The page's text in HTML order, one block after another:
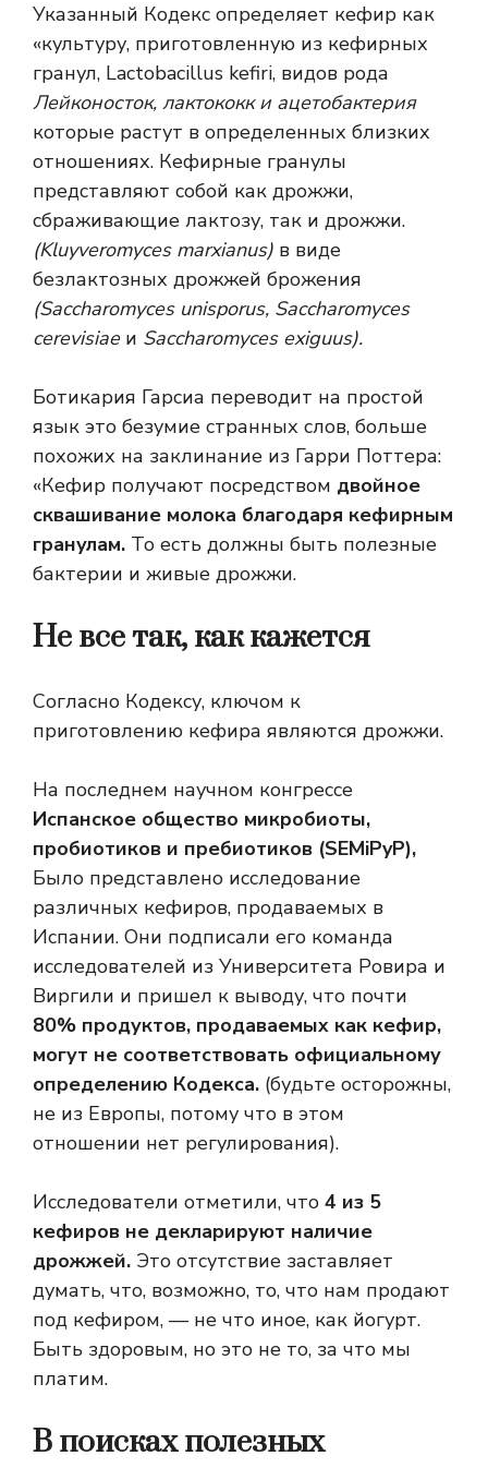
Указанный Кодекс определяет кефир как
«культуру, приготовленную из кефирных
гранул, Lactobacillus kefiri, видов рода
Лейконосток, лактококк и ацетобактерия
которые растут в определенных близких
отношениях. Кефирные гранулы
представляют собой как дрожжи,
сбраживающие лактозу, так и дрожжи.
(Kluyveromyces marxianus) в виде
безлактозных дрожжей брожения
(Saccharomyces unisporus, Saccharomyces
cerevisiaeи Saccharomyces exiguus).
Ботикария Гарсиа переводит на простой
язык это безумие странных слов, больше
похожих на заклинание из Гарри Поттера:
«Кефир получают посредством двойное
сквашивание молока благодаря кефирным
гранулам. То есть должны быть полезные
бактерии и живые дрожжи.
Не все так, как кажется
Согласно Кодексу, ключом к
приготовлению кефира являются дрожжи.
На последнем научном конгрессе
Испанское общество микробиоты,
пробиотиков и пребиотиков (SEMiPyP),
Было представлено исследование
различных кефиров, продаваемых в
Испании. Они подписали его команда
исследователей из Университета Ровира и
Виргили и пришел к выводу, что почти
80% продуктов, продаваемых как кефир,
могут не соответствовать официальному
определению Кодекса. (будьте осторожны,
не из Европы, потому что в этом
отношении нет регулирования).
Исследователи отметили, что 4 из 5
кефиров не декларируют наличие
дрожжей. Это отсутствие заставляет
думать, что, возможно, то, что нам продают
под кефиром, — не что иное, как йогурт.
Быть здоровым, но это не то, за что мы
платим.
В поисках полезных